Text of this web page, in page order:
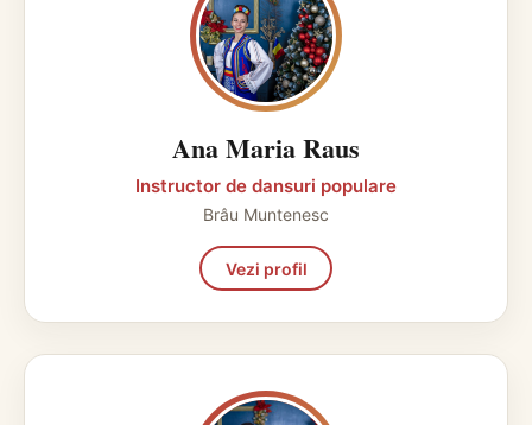
Ana Maria Raus
Instructor de dansuri populare
Brâu Muntenesc
Vezi profil